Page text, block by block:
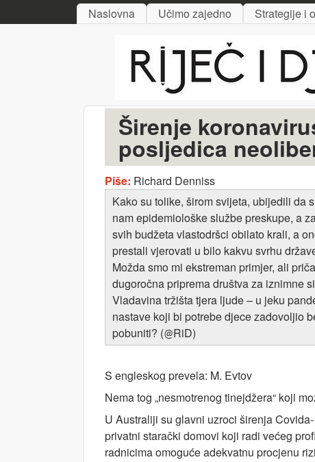
MAIN MENU
Naslovna Učimo zajedno Strategije i
Širenje
posljedica
Piše: Richard Denniss
Kako su tolike, širom svijeta, ubijedili da
nam epidemiološke službe preskupe, a
svih budžeta vlastodršci obilato krali, a
prestali vjerovati u bilo kakvu svrhu
Možda smo mi ekstreman primjer, ali
dugoročna priprema društva za iznimne
Vladavina tržišta tjera ljude – u jeku
nastave koji bi potrebe djece zadovoljio
pobuniti? (@RiD)
S engleskog prevela: M. Evtov
Nema tog „nesmotrenog tinejdžera“ koji
U Australiji su glavni uzroci širenja
privatni starački domovi koji radi većeg
radnicima omoguće adekvatnu procjenu